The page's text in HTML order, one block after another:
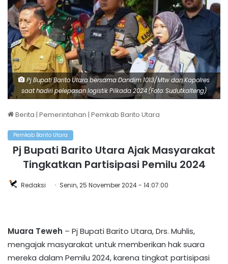
Pj Bupati Barito Utara bersama Dandim 1013/Mtw dan Kapolres
saat hadiri pelepasan logistik Pilkada 2024.(Foto: Sudutkalteng)
Berita | Pemerintahan | Pemkab Barito Utara
Pemkab Barito Utara
Pj Bupati Barito Utara Ajak Masyarakat
Tingkatkan Partisipasi Pemilu 2024
Redaksi Senin, 25 November 2024 - 14:07:00
Muara Teweh – Pj Bupati Barito Utara, Drs. Muhlis,
mengajak masyarakat untuk memberikan hak suara
mereka dalam Pemilu 2024, karena tingkat partisipasi